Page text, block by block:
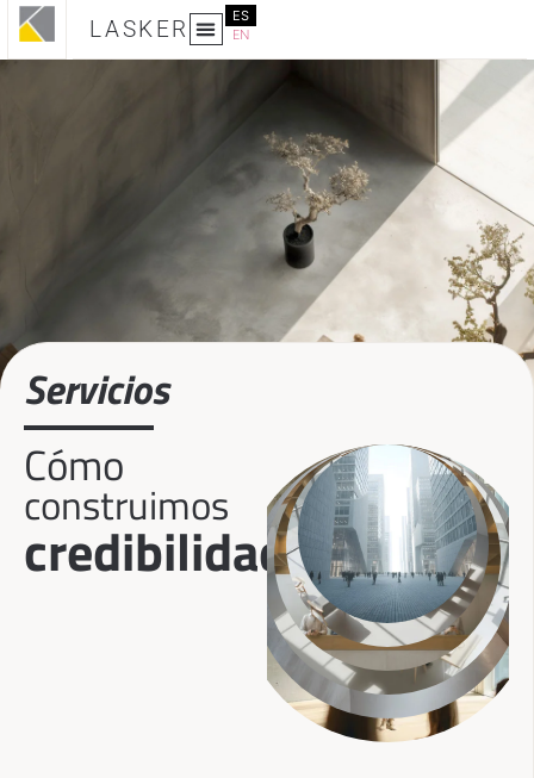
LASKER
ES
EN
Servicios
Cómo
construimos
credibilidad